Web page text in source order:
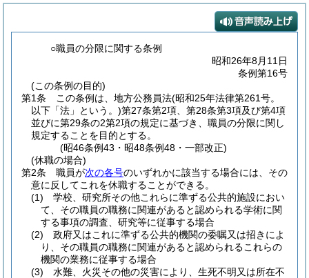
○職員の分限に関する条例
昭和26年8月11日
条例第16号
(この条例の目的)
第1条
この条例は、地方公務員法(昭和25年法律第261号。
以下「法」という。)第27条第2項、第28条第3項及び第4項
並びに第29条の2第2項の規定に基づき、職員の分限に関し
規定することを目的とする。
(昭46条例43・昭48条例48・一部改正)
(休職の場合)
第2条
職員が次の各号のいずれかに該当する場合には、その
意に反してこれを休職することができる。
(1)
学校、研究所その他これらに準ずる公共的施設におい
て、その職員の職務に関連があると認められる学術に関
する事項の調査、研究等に従事する場合
(2)
政府又はこれに準ずる公共的機関の委嘱又は招きによ
り、その職員の職務に関連があると認められるこれらの
機関の業務に従事する場合
(3)
水難、火災その他の災害により、生死不明又は所在不